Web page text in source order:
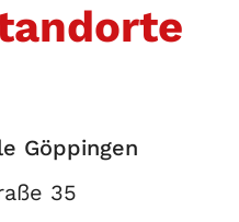
Göppingen
35